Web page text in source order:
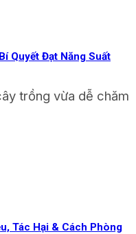
Quyết Đạt Năng Suất
trồng vừa dễ chăm
Tác Hại & Cách Phòng